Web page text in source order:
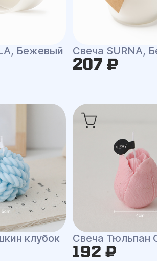
Бежевый Свеча SURNA,
207 ₽
клубок Свеча Тюльпан
192 ₽